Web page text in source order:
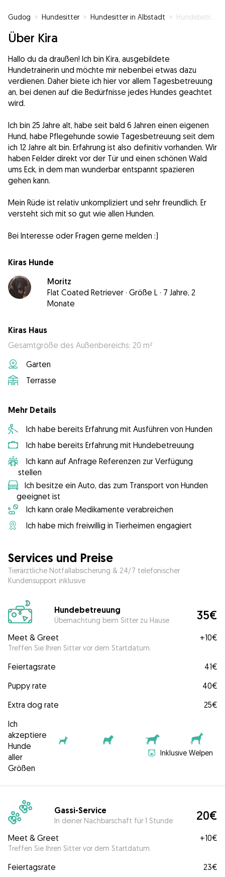
Gudog » Hundesitter » Hundesitter in Albstadt » Hundebetreuung bei erfahrener Hundetrainerin
Über Kira
Hallo du da draußen! Ich bin Kira, ausgebildete
Hundetrainerin und möchte mir nebenbei etwas dazu
verdienen. Daher biete ich hier vor allem Tagesbetreuung
an, bei denen auf die Bedürfnisse jedes Hundes geachtet
wird.
Ich bin 25 Jahre alt, habe seit bald 6 Jahren einen eigenen
Hund, habe Pflegehunde sowie Tagesbetreuung seit dem
ich 12 Jahre alt bin. Erfahrung ist also definitiv vorhanden. Wir
haben Felder direkt vor der Tür und einen schönen Wald
ums Eck, in dem man wunderbar entspannt spazieren
gehen kann.
Mein Rüde ist relativ unkompliziert und sehr freundlich. Er
versteht sich mit so gut wie allen Hunden.
Bei Interesse oder Fragen gerne melden :)
Kiras Hunde
Moritz
Flat Coated Retriever · Größe L · 7 Jahre, 2
Monate
Kiras Haus
Gesamtgröße des Außenbereichs: 20 m²
Garten
Terrasse
Mehr Details
Ich habe bereits Erfahrung mit Ausführen von Hunden
Ich habe bereits Erfahrung mit Hundebetreuung
Ich kann auf Anfrage Referenzen zur Verfügung
stellen
Ich besitze ein Auto, das zum Transport von Hunden
geeignet ist
Ich kann orale Medikamente verabreichen
Ich habe mich freiwillig in Tierheimen engagiert
Services und Preise
Tierärztliche Notfallabsicherung & 24/7 telefonischer
Kundensupport inklusive
Hundebetreuung
Übernachtung beim Sitter zu Hause 35€
Meet & Greet
Treffen Sie Ihren Sitter vor dem Startdatum.
+10€
Feiertagsrate
41€
Puppy rate
40€
Extra dog rate
25€
Ich
akzeptiere
Hunde
aller
Größen
Inklusive Welpen
Gassi-Service
In deiner Nachbarschaft für 1 Stunde 20€
Meet & Greet
Treffen Sie Ihren Sitter vor dem Startdatum.
+10€
Feiertagsrate 23€